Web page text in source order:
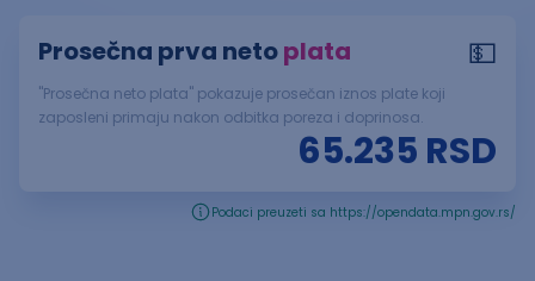
Prosečna prva netoplata 💵
"Prosečna neto plata" pokazuje prosečan iznos plate koji
zaposleni primaju nakon odbitka poreza i doprinosa.
65.235 RSD
Podaci preuzeti sa https://opendata.mpn.gov.rs/